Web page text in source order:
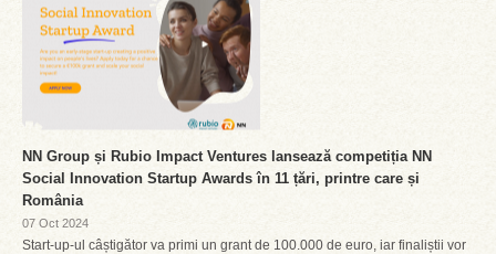
NN Group și Rubio Impact Ventures lansează competiția NN
Social Innovation Startup Awards în 11 țări, printre care și
România
07 Oct 2024
Start-up-ul câștigător va primi un grant de 100.000 de euro, iar finaliștii vor